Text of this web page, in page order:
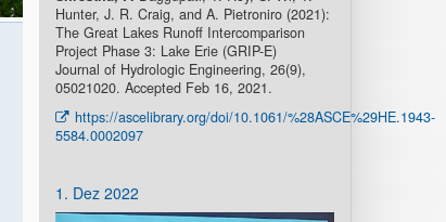
Hunter, J. R. Craig, and A. Pietroniro (2021):
The Great Lakes Runoff Intercomparison
Project Phase 3: Lake Erie (GRIP-E)
Journal of Hydrologic Engineering, 26(9),
05021020. Accepted Feb 16, 2021.
https://ascelibrary.org/doi/10.1061/%28ASCE%29HE.1943-
5584.0002097
1. Dez 2022